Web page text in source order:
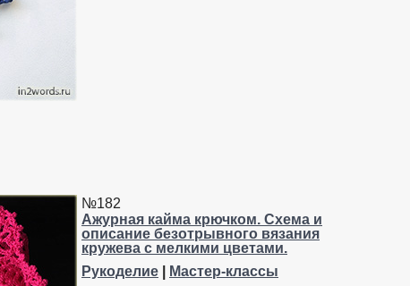
№182
Ажурная кайма крючком. Схема и
описание безотрывного вязания
кружева с мелкими цветами.
Рукоделие
Мастер-классы